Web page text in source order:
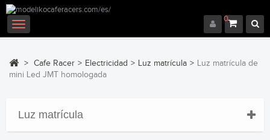
0
Navegación
Toggle
> Cafe Racer > Electricidad > Luz matrícula > Luz matrícula de
mini Led JMT homologada
Luz matrícula